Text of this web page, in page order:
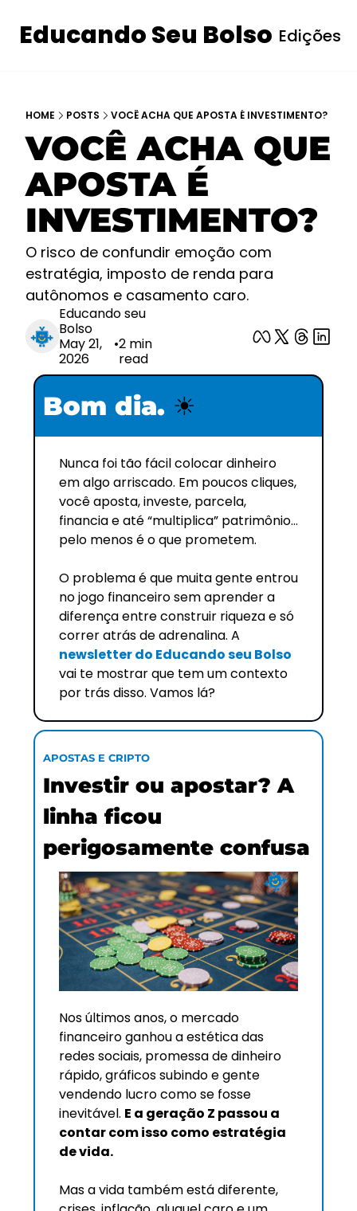
Educando Seu Bolso Edições
HOME POSTS VOCÊ ACHA QUE APOSTA É INVESTIMENTO?
VOCÊ ACHA QUE
APOSTA É
INVESTIMENTO?
O risco de confundir emoção com
estratégia, imposto de renda para
autônomos e casamento caro.
Educando seu
Bolso
May 21,
2026
•2 min
read
Bom dia. ☀️
Nunca foi tão fácil colocar dinheiro
em algo arriscado. Em poucos cliques,
você aposta, investe, parcela,
financia e até “multiplica” patrimônio…
pelo menos é o que prometem.
O problema é que muita gente entrou
no jogo financeiro sem aprender a
diferença entre construir riqueza e só
newsletter do Educando seu Bolso
vai te mostrar que tem um contexto
por trás disso. Vamos lá?
APOSTAS E CRIPTO
Investir ou apostar? A
linha ficou
perigosamente confusa
Nos últimos anos, o mercado
financeiro ganhou a estética das
redes sociais, promessa de dinheiro
rápido, gráficos subindo e gente
vendendo lucro como se fosse
inevitável. E a geração Z passou a
contar com isso como estratégia
de vida.
Mas a vida também está diferente,